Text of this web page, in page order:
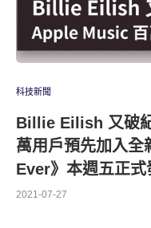
科技新聞
Billie Eilish 又破
萬用戶預先加入
Ever》本週五正式
2021-07-27